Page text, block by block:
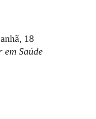
18
em Saúde